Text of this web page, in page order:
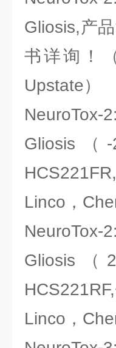
Gliosis,产
书详询！
Upstate）
Gliosis
Linco，
Gliosis
Linco，